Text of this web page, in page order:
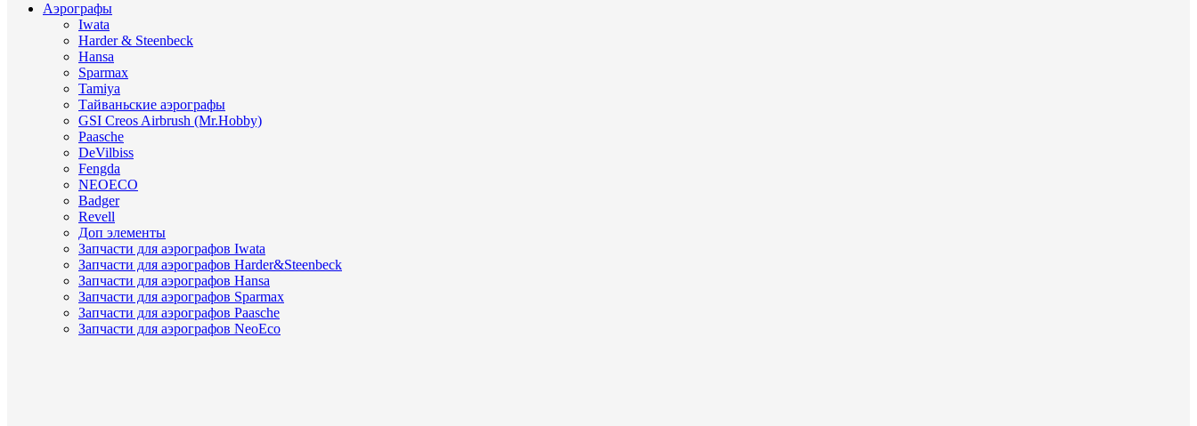
Аэрографы
Iwata
Harder & Steenbeck
Hansa
Sparmax
Tamiya
Тайваньские аэрографы
GSI Creos Airbrush (Mr.Hobby)
Paasche
DeVilbiss
Fengda
NEOECO
Badger
Revell
Доп элементы
Запчасти для аэрографов Iwata
Запчасти для аэрографов Harder&Steenbeck
Запчасти для аэрографов Hansa
Запчасти для аэрографов Sparmax
Запчасти для аэрографов Paasche
Запчасти для аэрографов NeoEco